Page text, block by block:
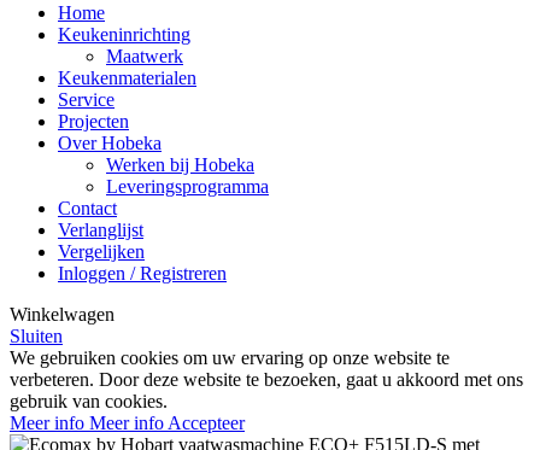
Home
Keukeninrichting
Maatwerk
Keukenmaterialen
Service
Projecten
Over Hobeka
Werken bij Hobeka
Leveringsprogramma
Contact
Verlanglijst
Vergelijken
Inloggen / Registreren
Winkelwagen
Sluiten
We gebruiken cookies om uw ervaring op onze website te
verbeteren. Door deze website te bezoeken, gaat u akkoord met ons
gebruik van cookies.
Meer info Meer info Accepteer